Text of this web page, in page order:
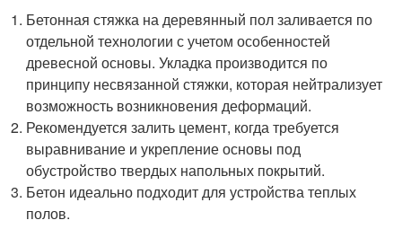
Бетонная стяжка на деревянный пол заливается по
отдельной технологии с учетом особенностей
древесной основы. Укладка производится по
принципу несвязанной стяжки, которая нейтрализует
возможность возникновения деформаций.
Рекомендуется залить цемент, когда требуется
выравнивание и укрепление основы под
обустройство твердых напольных покрытий.
Бетон идеально подходит для устройства теплых
полов.